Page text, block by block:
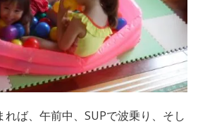
ば、午前中、SUPで波乗り、そし